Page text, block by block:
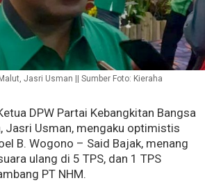
Jasri Usman || Sumber Foto: Kieraha
DPW Partai Kebangkitan Bangsa
Jasri Usman, mengaku optimistis
B. Wogono – Said Bajak, menang
ulang di 5 TPS, dan 1 TPS
PT NHM.